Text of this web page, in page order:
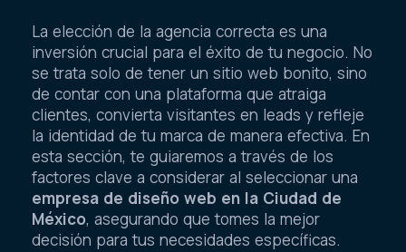
La elección de la agencia correcta es una
inversión crucial para el éxito de tu negocio. No
se trata solo de tener un sitio web bonito, sino
de contar con una plataforma que atraiga
clientes, convierta visitantes en leads y refleje
la identidad de tu marca de manera efectiva. En
esta sección, te guiaremos a través de los
factores clave a considerar al seleccionar una
empresa de diseño web en la Ciudad de
México, asegurando que tomes la mejor
decisión para tus necesidades específicas.